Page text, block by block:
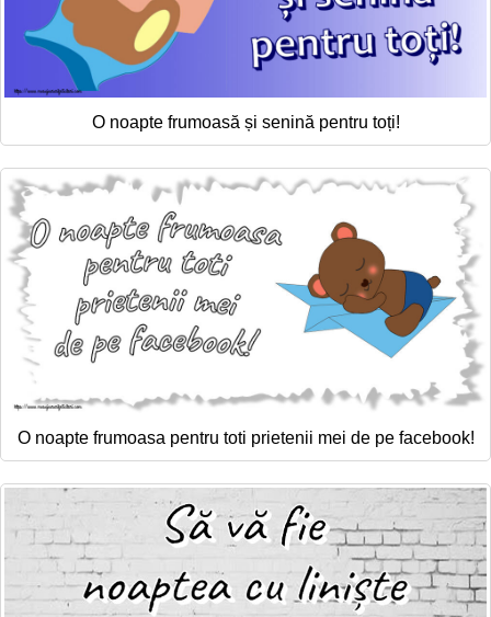
O noapte frumoasă și senină pentru toți!
O noapte frumoasa pentru toti prietenii mei de pe facebook!